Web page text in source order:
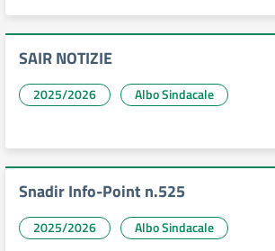
SAIR NOTIZIE
2025/2026 Albo Sindacale
Snadir Info-Point n.525
2025/2026 Albo Sindacale